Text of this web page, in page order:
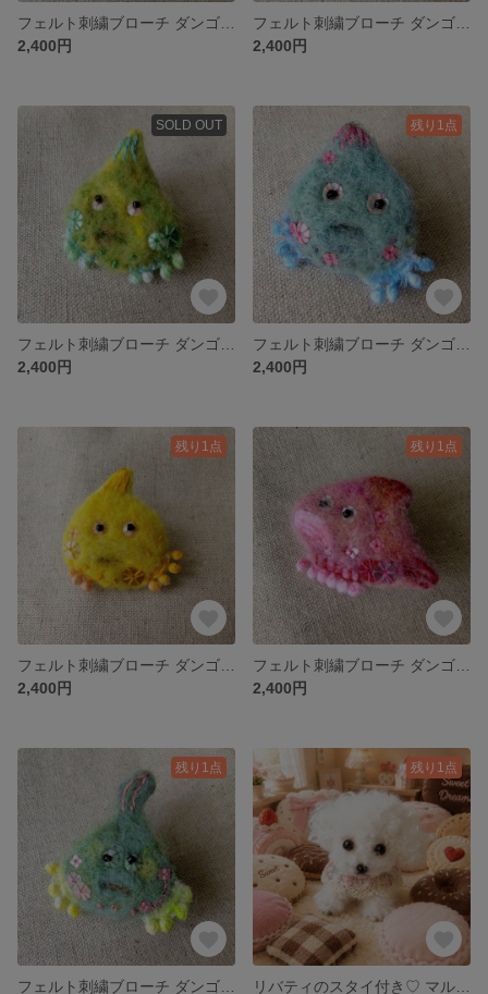
2,400円
2,400円
SOLD OUT
2,400円
残り1点
2,400円
残り1点
2,400円
残り1点
2,400円
残り1点 残り1点